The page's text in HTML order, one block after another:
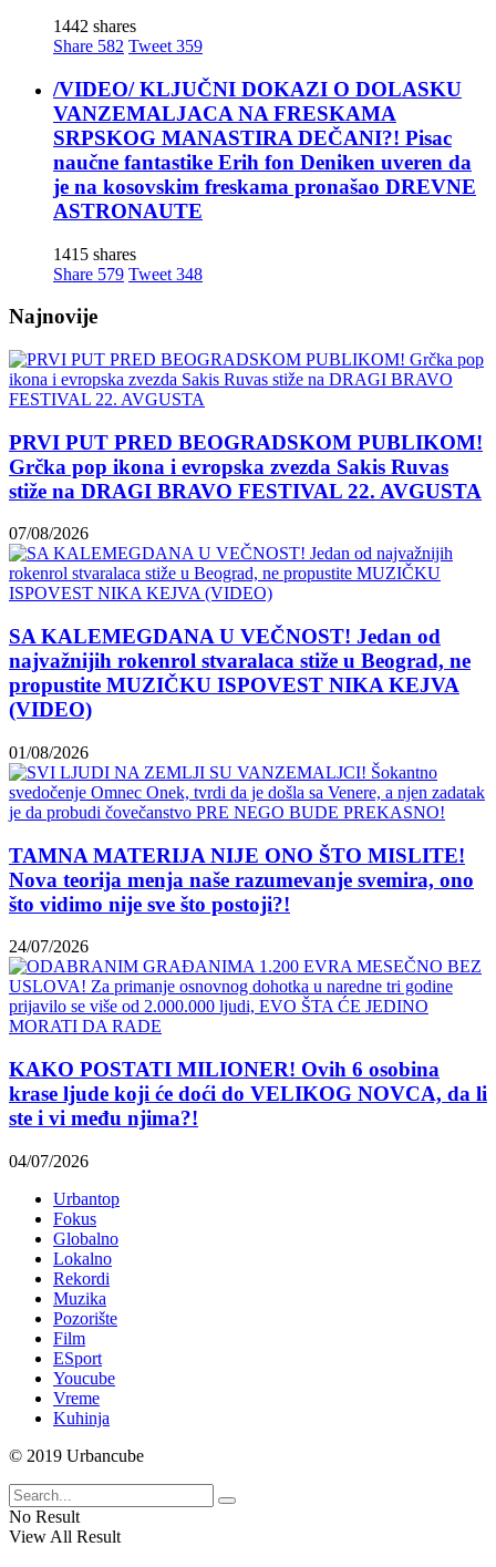
1442 shares
Share 582 Tweet 359
/VIDEO/ KLJUČNI DOKAZI O DOLASKU
VANZEMALJACA NA FRESKAMA
SRPSKOG MANASTIRA DEČANI?! Pisac
naučne fantastike Erih fon Deniken uveren da
je na kosovskim freskama pronašao DREVNE
ASTRONAUTE
1415 shares
Share 579 Tweet 348
Najnovije
PRVI PUT PRED BEOGRADSKOM PUBLIKOM!
Grčka pop ikona i evropska zvezda Sakis Ruvas
stiže na DRAGI BRAVO FESTIVAL 22. AVGUSTA
07/08/2026
SA KALEMEGDANA U VEČNOST! Jedan od
najvažnijih rokenrol stvaralaca stiže u Beograd, ne
propustite MUZIČKU ISPOVEST NIKA KEJVA
(VIDEO)
01/08/2026
TAMNA MATERIJA NIJE ONO ŠTO MISLITE!
Nova teorija menja naše razumevanje svemira, ono
što vidimo nije sve što postoji?!
24/07/2026
KAKO POSTATI MILIONER! Ovih 6 osobina
krase ljude koji će doći do VELIKOG NOVCA, da li
ste i vi među njima?!
04/07/2026
Urbantop
Fokus
Globalno
Lokalno
Rekordi
Muzika
Pozorište
Film
ESport
Youcube
Vreme
Kuhinja
© 2019 Urbancube
No Result
View All Result